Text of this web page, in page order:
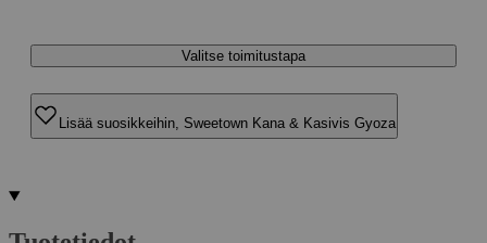
Valitse toimitustapa
Lisää suosikkeihin, Sweetown Kana & Kasivis Gyoza